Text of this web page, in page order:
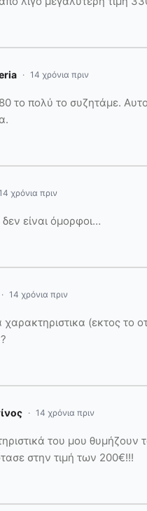
14 χρόνια πριν
το πολύ το συζητάμε.
χρόνια πριν
είναι όμορφοι…
14 χρόνια πριν
χαρακτηριστικα (εκτος το
14 χρόνια πριν
του μου θυμήζουν
στην τιμή των 200€!!!